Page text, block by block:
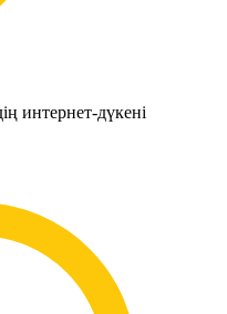
интернет-дүкені